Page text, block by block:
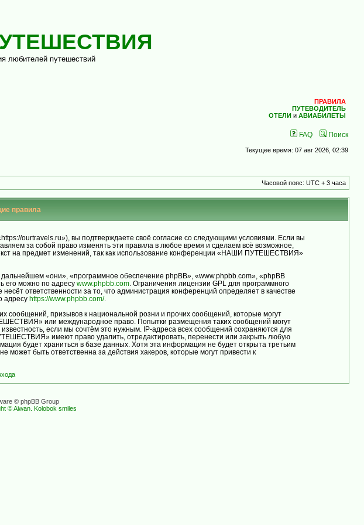
любителей путешествий
ПРАВИЛА
ПУТЕВОДИТЕЛЬ
ОТЕЛИ и АВИАБИЛЕТЫ
FAQ Поиск
Текущее время: 07 авг 2026, 02:39
Часовой пояс: UTC + 3 часа
правила
вы подтверждаете своё согласие со следующими условиями. Если вы
за собой право изменять эти правила в любое время и сделаем всё возможное,
на предмет изменений, так как использование конференции «НАШИ ПУТЕШЕСТВИЯ»
«они», «программное обеспечение phpBB», «www.phpbb.com», «phpBB
его можно по адресу www.phpbb.com. Ограничения лицензии GPL для программного
ответственности за то, что администрация конференций определяет в качестве
адресу https://www.phpbb.com/.
сообщений, призывов к национальной розни и прочих сообщений, которые могут
или международное право. Попытки размещения таких сообщений могут
если мы сочтём это нужным. IP-адреса всех сообщений сохраняются для
имеют право удалить, отредактировать, перенести или закрыть любую
будет храниться в базе данных. Хотя эта информация не будет открыта третьим
быть ответственна за действия хакеров, которые могут привести к
© phpBB Group
© Aiwan. Kolobok smiles